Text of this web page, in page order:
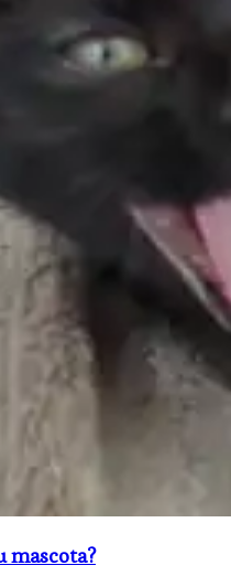
mascota?